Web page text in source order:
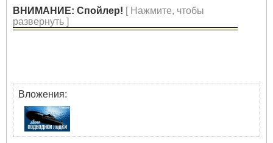
ВНИМАНИЕ: Спойлер! [ Нажмите, чтобы
развернуть ]
Вложения: